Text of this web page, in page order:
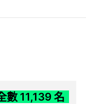
數 11,139 名